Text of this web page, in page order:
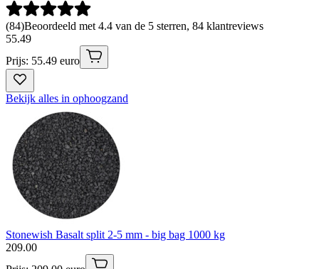
(84)Beoordeeld met 4.4 van de 5 sterren, 84 klantreviews
55.49
Prijs: 55.49 euro
Bekijk alles in ophoogzand
Stonewish Basalt split 2-5 mm - big bag 1000 kg
209.00